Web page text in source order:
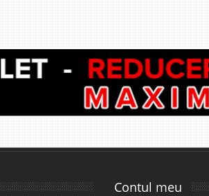
Contul meu